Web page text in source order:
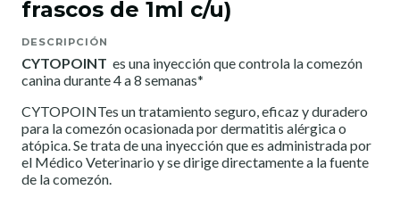
frascos de 1ml c/u)
DESCRIPCIÓN
CYTOPOINT es una inyección que controla la comezón
canina durante 4 a 8 semanas*
CYTOPOINTes un tratamiento seguro, eficaz y duradero
para la comezón ocasionada por dermatitis alérgica o
atópica. Se trata de una inyección que es administrada por
el Médico Veterinario y se dirige directamente a la fuente
de la comezón.